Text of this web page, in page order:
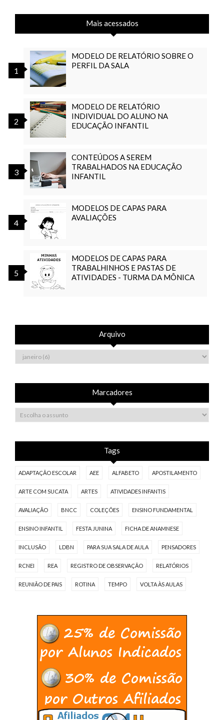
Mais acessados
MODELO DE RELATÓRIO SOBRE O
PERFIL DA SALA
MODELO DE RELATÓRIO
INDIVIDUAL DO ALUNO NA
EDUCAÇÃO INFANTIL
CONTEÚDOS A SEREM
TRABALHADOS NA EDUCAÇÃO
INFANTIL
MODELOS DE CAPAS PARA
AVALIAÇÕES
MODELOS DE CAPAS PARA
TRABALHINHOS E PASTAS DE
ATIVIDADES - TURMA DA MÔNICA
Arquivo
Marcadores
Tags
ADAPTAÇÃO ESCOLAR AEE ALFABETO APOSTILAMENTO
ARTE COM SUCATA ARTES ATIVIDADES INFANTIS
AVALIAÇÃO BNCC COLEÇÕES ENSINO FUNDAMENTAL
ENSINO INFANTIL FESTA JUNINA FICHA DE ANAMNESE
INCLUSÃO LDBN PARA SUA SALA DE AULA PENSADORES
RCNEI REA REGISTRO DE OBSERVAÇÃO RELATÓRIOS
REUNIÃO DE PAIS ROTINA TEMPO VOLTA ÀS AULAS